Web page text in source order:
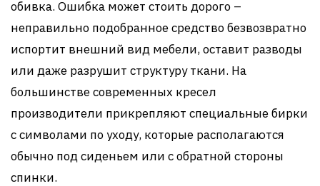
обивка. Ошибка может стоить дорого –
неправильно подобранное средство безвозвратно
испортит внешний вид мебели, оставит разводы
или даже разрушит структуру ткани. На
большинстве современных кресел
производители прикрепляют специальные бирки
с символами по уходу, которые располагаются
обычно под сиденьем или с обратной стороны
спинки.